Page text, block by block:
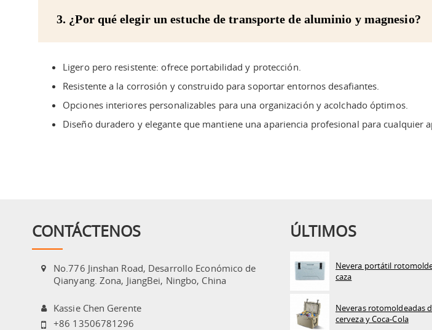
3. ¿Por qué elegir un estuche de transporte de aluminio y magnesio?
Ligero pero resistente: ofrece portabilidad y protección.
Resistente a la corrosión y construido para soportar entornos desafiantes.
Opciones interiores personalizables para una organización y acolchado óptimos.
Diseño duradero y elegante que mantiene una apariencia profesional para cualquier
CONTÁCTENOS
No.776 Jinshan Road, Desarrollo Económico de
Qianyang. Zona, JiangBei, Ningbo, China
Kassie Chen Gerente
+86 13506781296
ÚLTIMOS
Nevera portátil
caza
Neveras rotomoldeadas
cerveza y Coca-Cola